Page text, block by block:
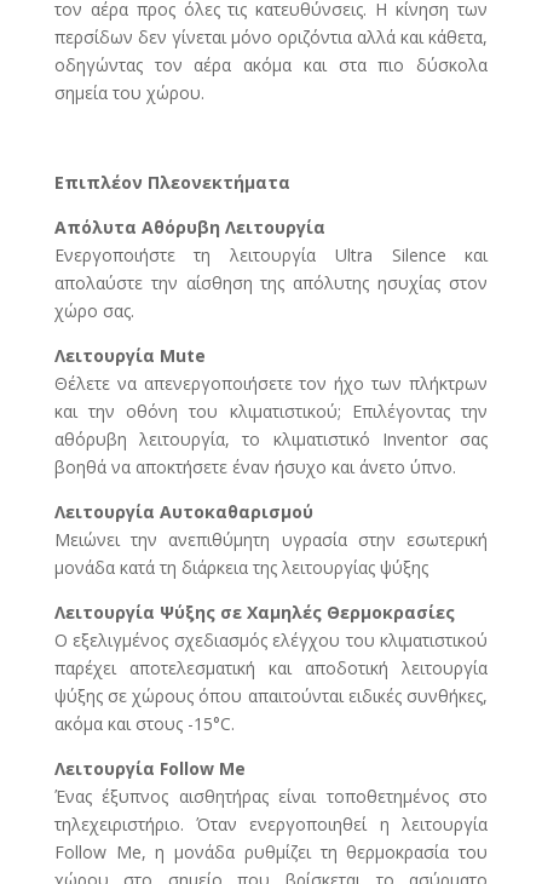
τον αέρα προς όλες τις κατευθύνσεις. Η κίνηση των
περσίδων δεν γίνεται μόνο οριζόντια αλλά και κάθετα,
οδηγώντας τον αέρα ακόμα και στα πιο δύσκολα
σημεία του χώρου.
Επιπλέον Πλεονεκτήματα
Απόλυτα Αθόρυβη Λειτουργία
Ενεργοποιήστε τη λειτουργία Ultra Silence και
απολαύστε την αίσθηση της απόλυτης ησυχίας στον
χώρο σας.
Λειτουργία Mute
Θέλετε να απενεργοποιήσετε τον ήχο των πλήκτρων
και την οθόνη του κλιματιστικού; Επιλέγοντας την
αθόρυβη λειτουργία, το κλιματιστικό Inventor σας
βοηθά να αποκτήσετε έναν ήσυχο και άνετο ύπνο.
Λειτουργία Αυτοκαθαρισμού
Μειώνει την ανεπιθύμητη υγρασία στην εσωτερική
μονάδα κατά τη διάρκεια της λειτουργίας ψύξης
Λειτουργία Ψύξης σε Χαμηλές Θερμοκρασίες
Ο εξελιγμένος σχεδιασμός ελέγχου του κλιματιστικού
παρέχει αποτελεσματική και αποδοτική λειτουργία
ψύξης σε χώρους όπου απαιτούνται ειδικές συνθήκες,
ακόμα και στους -15°C.
Λειτουργία Follow Me
Ένας έξυπνος αισθητήρας είναι τοποθετημένος στο
τηλεχειριστήριο. Όταν ενεργοποιηθεί η λειτουργία
Follow Me, η μονάδα ρυθμίζει τη θερμοκρασία του
χώρου στο σημείο που βρίσκεται το ασύρματο